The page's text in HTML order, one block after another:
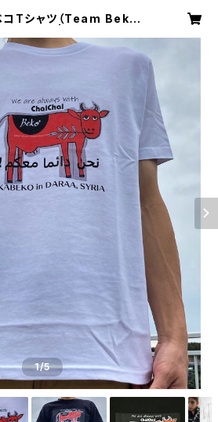
コTシャツ（Team Beko
ンラインショップ
1/5